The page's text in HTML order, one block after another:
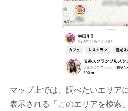
マップ上では、調べたいエリア
表示される「このエリアを検索